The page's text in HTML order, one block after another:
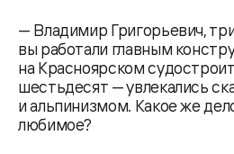
— Владимир Григорьевич,
вы работали главным
на Красноярском
шестьдесят — увлекались
и альпинизмом. Какое же
любимое?